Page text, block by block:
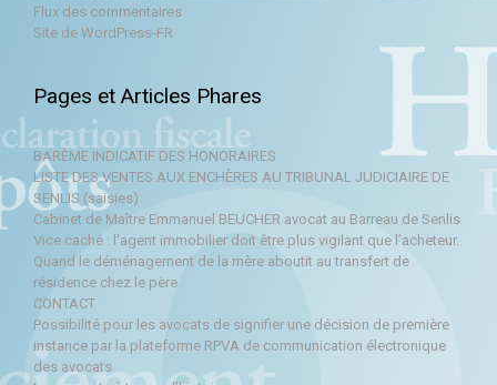
Flux des commentaires
Site de WordPress-FR
Pages et Articles Phares
BARÈME INDICATIF DES HONORAIRES
LISTE DES VENTES AUX ENCHÈRES AU TRIBUNAL JUDICIAIRE DE
SENLIS (saisies)
Cabinet de Maître Emmanuel BEUCHER avocat au Barreau de Senlis
Vice caché : l'agent immobilier doit être plus vigilant que l’acheteur.
Quand le déménagement de la mère aboutit au transfert de
résidence chez le père
CONTACT
Possibilité pour les avocats de signifier une décision de première
instance par la plateforme RPVA de communication électronique
des avocats